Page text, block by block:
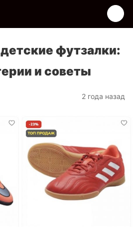
футзалки:
и советы
2 года назад